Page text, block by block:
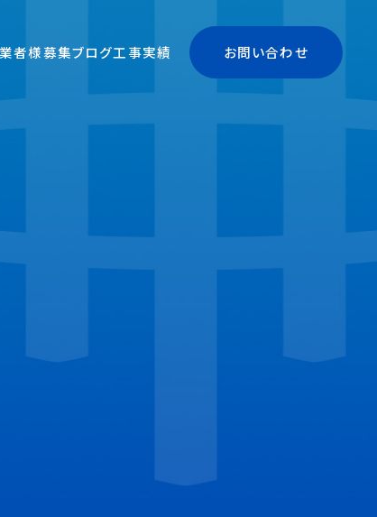
者様募集ブログ工事実績 お問い合わせ